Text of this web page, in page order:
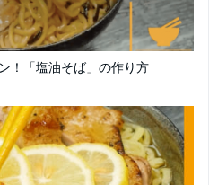
！「塩油そば」の作り方